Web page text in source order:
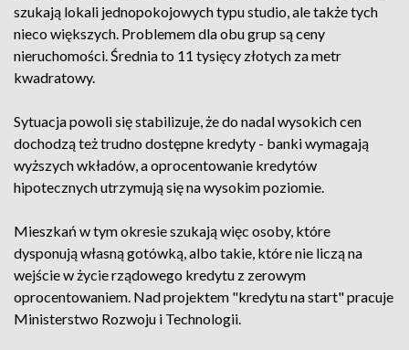
szukają lokali jednopokojowych typu studio, ale także tych
nieco większych. Problemem dla obu grup są ceny
nieruchomości. Średnia to 11 tysięcy złotych za metr
kwadratowy.
Sytuacja powoli się stabilizuje, że do nadal wysokich cen
dochodzą też trudno dostępne kredyty - banki wymagają
wyższych wkładów, a oprocentowanie kredytów
hipotecznych utrzymują się na wysokim poziomie.
Mieszkań w tym okresie szukają więc osoby, które
dysponują własną gotówką, albo takie, które nie liczą na
wejście w życie rządowego kredytu z zerowym
oprocentowaniem. Nad projektem "kredytu na start" pracuje
Ministerstwo Rozwoju i Technologii.